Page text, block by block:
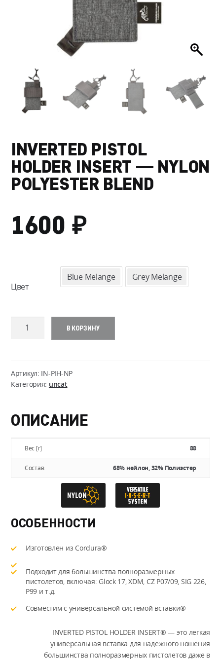
INVERTED PISTOL
HOLDER INSERT — NYLON
POLYESTER BLEND
1600 ₽
Цвет
Blue Melange Grey Melange
Количество
Holder
Insert
Polyester
В КОРЗИНУ
Артикул: IN-PIH-NP
Категория: uncat
ОПИСАНИЕ
Вес [г] 88
Состав 68% нейлон, 32% Полиэстер
ОСОБЕННОСТИ
Изготовлен из Cordura®
Подходит для большинства полноразмерных
пистолетов, включая: Glock 17, XDM, CZ P07/09, SIG 226,
P99 и т.д.
Совместим с универсальной системой вставки®
INVERTED PISTOL HOLDER INSERT® — это легкая
универсальная вставка для надежного ношения
большинства полноразмерных пистолетов даже в